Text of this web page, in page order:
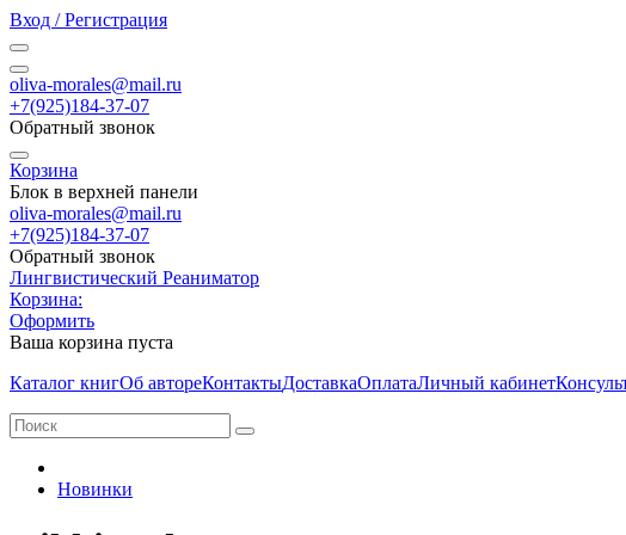
Вход / Регистрация
oliva-morales@mail.ru
+7(925)184-37-07
Обратный звонок
Корзина
Блок в верхней панели
oliva-morales@mail.ru
+7(925)184-37-07
Обратный звонок
Лингвистический Реаниматор
Корзина:
Оформить
Ваша корзина пуста
Каталог книгОб автореКонтактыДоставкаОплатаЛичный кабинет
Новинки